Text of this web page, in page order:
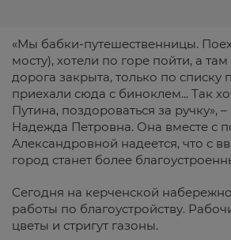
«Мы бабки-путешественницы.
мосту), хотели по горе пойти, а
дорога закрыта, только по списку
приехали сюда с биноклем... Так
Путина, поздороваться за ручку», –
Надежда Петровна. Она вместе с
Александровной надеется, что с
город станет более
Сегодня на керченской
работы по благоустройству.
цветы и стригут газоны.